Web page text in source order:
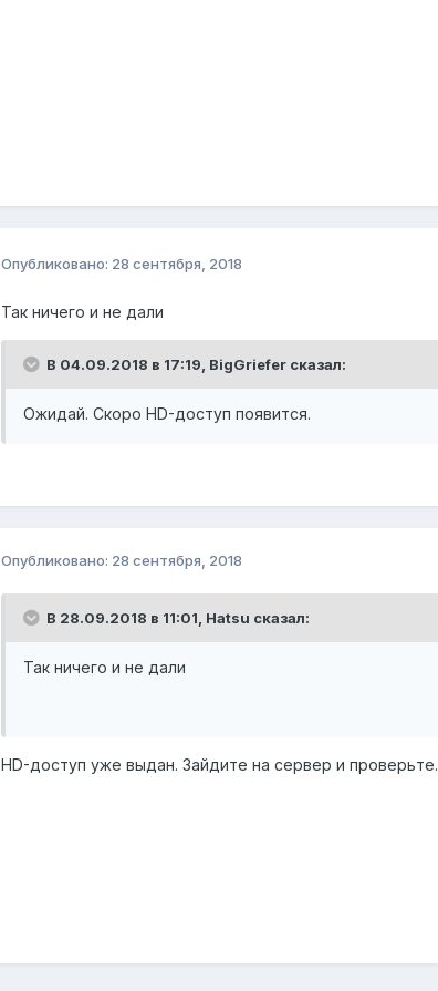
Опубликовано: 28 сентября, 2018
Так ничего и не дали
В 04.09.2018 в 17:19, BigGriefer сказал:
Ожидай. Скоро HD-доступ появится.
Опубликовано: 28 сентября, 2018
В 28.09.2018 в 11:01, Hatsu сказал:
Так ничего и не дали
HD-доступ уже выдан. Зайдите на сервер и проверьте.